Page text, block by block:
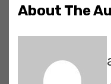
About The